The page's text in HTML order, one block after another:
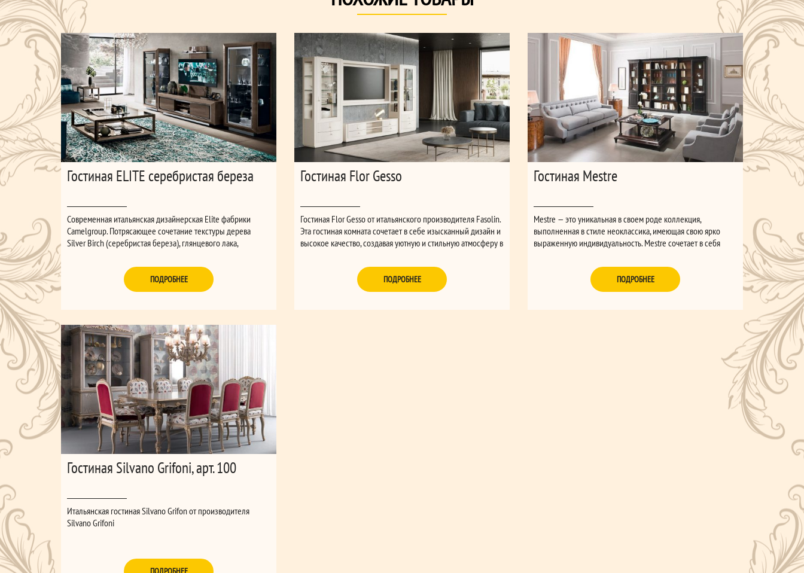
Гостиная ELITE серебристая береза
Современная итальянская дизайнерская Elite фабрики
Camelgroup. Потрясающее сочетание текстуры дерева
Silver Birch (серебристая береза), глянцевого лака,
Коллекция поможет с лёгкостью создать вам стильную
гостиную с телевизионной зоной или роскошную столовую,
при этом практичную и удобную.
ПОДРОБНЕЕ
Гостиная Flor Gesso
Гостиная Flor Gesso от итальянского производителя Fasolin.
Эта гостиная комната сочетает в себе изысканный дизайн и
высокое качество, создавая уютную и стильную атмосферу в
обеспечить максимальный комфорт и эстетическое
ПОДРОБНЕЕ
Гостиная Mestre
Mestre — это уникальная в своем роде коллекция,
выполненная в стиле неоклассика, имеющая свою ярко
выраженную индивидуальность. Mestre сочетает в себя
красивые и изящные элементы стиля классического. Это
выгодное сочетание позволяет вписать мебель в
различные интерьеры, при этом сохранив общую
ПОДРОБНЕЕ
Гостиная Silvano Grifoni, арт. 100
Итальянская гостиная Silvano Grifon от производителя
Silvano Grifoni